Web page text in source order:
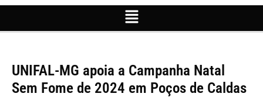
UNIFAL-MG apoia a Campanha Natal
Sem Fome de 2024 em Poços de Caldas